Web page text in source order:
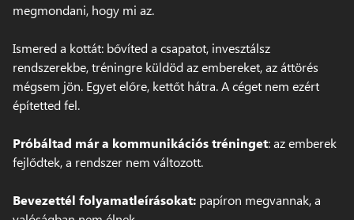
megmondani, hogy mi az.
Ismered a kottát: bővíted a csapatot, invesztálsz
rendszerekbe, tréningre küldöd az embereket, az áttörés
mégsem jön. Egyet előre, kettőt hátra. A céget nem ezért
építetted fel.
Próbáltad már a kommunikációs tréninget: az emberek
fejlődtek, a rendszer nem változott.
Bevezettél folyamatleírásokat: papíron megvannak, a